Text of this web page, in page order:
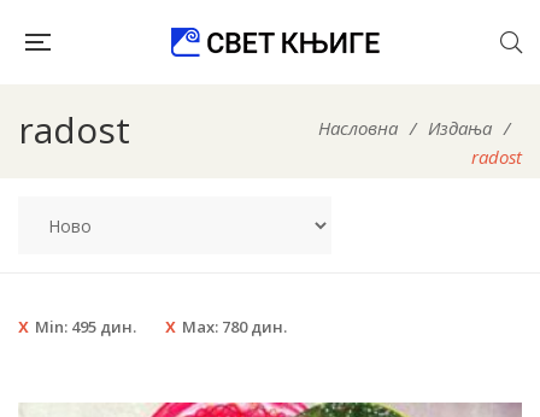
radost Насловна / Издања /
radost
Min: 495 дин. Max: 780дин.